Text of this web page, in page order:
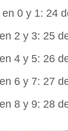
0 y 1: 24
2 y 3: 25
4 y 5: 26
6 y 7: 27
8 y 9: 28